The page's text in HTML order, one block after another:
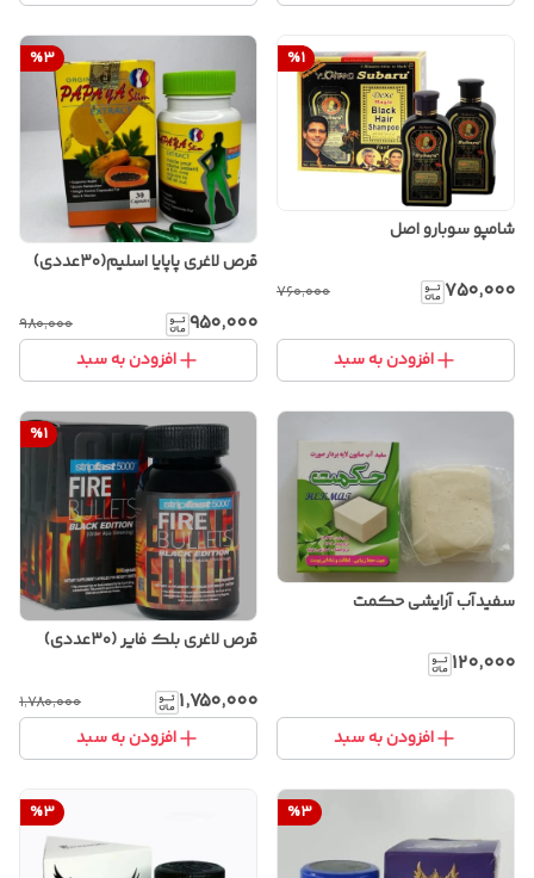
%1
شامپو سوبارو اصل
۷۵۰٬۰۰۰ ۷۶۰٬۰۰۰
افزودن به سبد
%3
قرص لاغری پاپایا اسلیم(۳۰عددی)
۹۵۰٬۰۰۰ ۹۸۰٬۰۰۰
افزودن به سبد
سفیدآب آرایشی حکمت
۱۲۰٬۰۰۰
افزودن به سبد
%1
قرص لاغری بلک فایر (۳۰عددی)
۱٬۷۵۰٬۰۰۰ ۱٬۷۸۰٬۰۰۰
افزودن به سبد
%3
%3